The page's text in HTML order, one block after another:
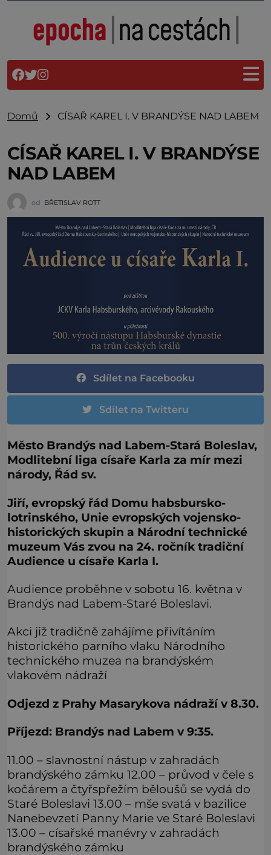
Domů CÍSAŘ KAREL I. V BRANDÝSE NAD LABEM
CÍSAŘ KAREL I. V BRANDÝSE
NAD LABEM
od BŘETISLAV ROTT
Sdílet na Facebooku
Sdílet na Twitteru
Město Brandýs nad Labem-Stará Boleslav,
Modlitební liga císaře Karla za mír mezi
národy, Řád sv.
Jiří, evropský řád Domu habsbursko-
lotrinského, Unie evropských vojensko-
historických skupin a Národní technické
muzeum Vás zvou na 24. ročník tradiční
Audience u císaře Karla I.
Audience proběhne v sobotu 16. května v
Brandýs nad Labem-Staré Boleslavi.
Akci již tradičně zahájíme přivítáním
historického parního vlaku Národního
technického muzea na brandýském
vlakovém nádraží
Odjezd z Prahy Masarykova nádraží v 8.30.
Příjezd: Brandýs nad Labem v 9:35.
11.00 – slavnostní nástup v zahradách
brandýského zámku 12.00 – průvod v čele s
kočárem a čtyřspřežím běloušů se vydá do
Staré Boleslavi 13.00 – mše svatá v bazilice
Nanebevzetí Panny Marie ve Staré Boleslavi
13.00 – císařské manévry v zahradách
brandýského zámku